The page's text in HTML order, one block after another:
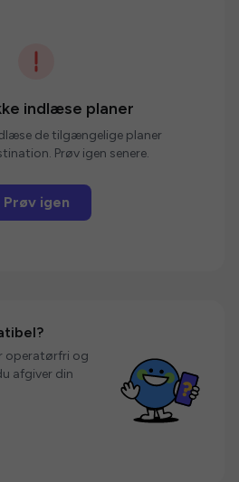
indlæse planer
de tilgængelige planer
Prøv igen senere.
Prøv igen
operatørfri og
afgiver din